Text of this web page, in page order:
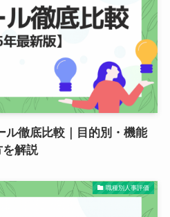
ル徹底比較｜目的別・機能
を解説
職種別人事評価